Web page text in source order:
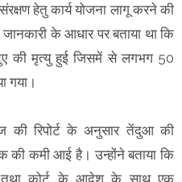
हेतु कार्य योजना लागू करने की
के आधार पर बताया था कि
की मृत्यु हुई जिसमें से लगभग 50
गया।
की रिपोर्ट के अनुसार तेंदुआ की
की कमी आई है। उन्होंने बताया कि
तथा कोर्ट के आदेश के साथ एक